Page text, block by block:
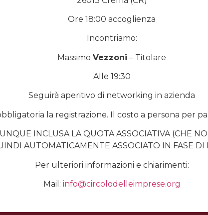
Ore 18:00 accoglienza
Incontriamo:
Massimo Vezzoni – Titolare
Alle 19:30
Seguirà aperitivo di networking in azienda
la registrazione. Il costo a persona per
INCLUSA LA QUOTA ASSOCIATIVA (CHE
AUTOMATICAMENTE ASSOCIATO IN FASE DI
Per ulteriori informazioni e chiarimenti:
Mail: info@circolodelleimprese.org